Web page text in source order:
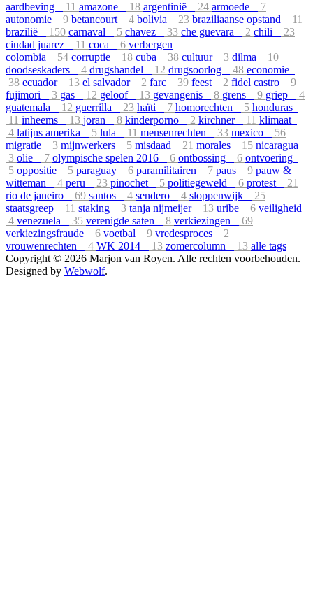
aardbeving 11 amazone 18 argentinië 24 armoede
7
autonomie
9 betancourt 4 bolivia 23 braziliaanse opstand
11
brazilië
150 carnaval 5 chavez 33 che guevara 2 chili
23
ciudad juarez
11 coca 6 verbergen
colombia
54 corruptie 18 cuba 38 cultuur 3 dilma
10
doodseskaders
4 drugshandel 12 drugsoorlog 48 economie
38 ecuador 13 el salvador 2 farc 39 feest 2 fidel castro
9
fujimori
3 gas 12 geloof 13 gevangenis 8 grens 9 griep
4
guatemala
12 guerrilla 23 haïti 7 homorechten 5 honduras
11 inheems 13 joran 8 kinderporno 2 kirchner 11 klimaat
4 latijns amerika 5 lula 11 mensenrechten 33 mexico
56
migratie
3 mijnwerkers 5 misdaad 21 morales 15 nicaragua
3 olie 7 olympische spelen 2016 6 ontbossing 6 ontvoering
5 oppositie 5 paraguay 6 paramilitairen 7 paus 9 pauw &
witteman
4 peru 23 pinochet 5 politiegeweld 6 protest
21
rio de janeiro
69 santos 4 sendero 4 sloppenwijk
25
staatsgreep
11 staking 3 tanja nijmeijer 13 uribe 6 veiligheid
4 venezuela 35 verenigde saten 8 verkiezingen
69
verkiezingsfraude
6 voetbal 9 vredesproces
2
vrouwenrechten
4 WK 2014 13 zomercolumn 13 alle tags
Copyright © 2026 Marjon van Royen. Alle rechten voorbehouden.
Designed by Webwolf.